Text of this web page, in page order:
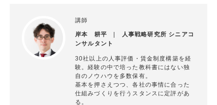
講師
岸本 耕平
人事戦略研究所 シニアコ
ンサルタント
30社以上の人事評価・賃金制度構築を経
験。経験の中で培った教科書にはない独
自のノウハウを多数保有。
基本を押さえつつ、各社の事情に合った
仕組みづくりを行うスタンスに定評があ
る。